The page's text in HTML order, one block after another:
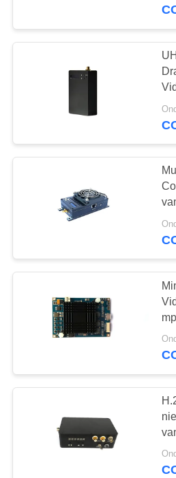
EEN
OFFERTE
SITEMAP
PRIVACYBELEID
IP Mesh-
COFDM-
Minicofdm-